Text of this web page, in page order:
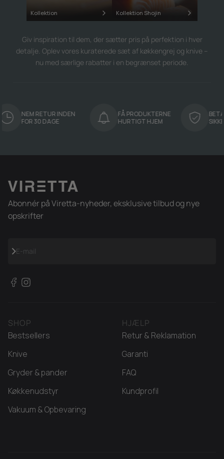
Kollektion Kollektion Shojin
Giv inspiration til dem, der sætter pris på perfektion i hver
detalje. Oplev vores kuraterede sæt af køkkengrej og knive –
nu med særlige rabatter i en begrænset periode.
INDEN
FÅ PRODUKTERNE
HURTIGT HJEM
BETAL TRYGT OG
SIKKERT HVER
Abonnér på Viretta-nyheder, eksklusive tilbud og nye
opskrifter
E-mail
Abonnér
HJÆLP
Retur & Reklamation
Garanti
FAQ
Kundprofil
SHOP
Bestsellers
Knive
Gryder & pander
Køkkenudstyr
Vakuum & Opbevaring